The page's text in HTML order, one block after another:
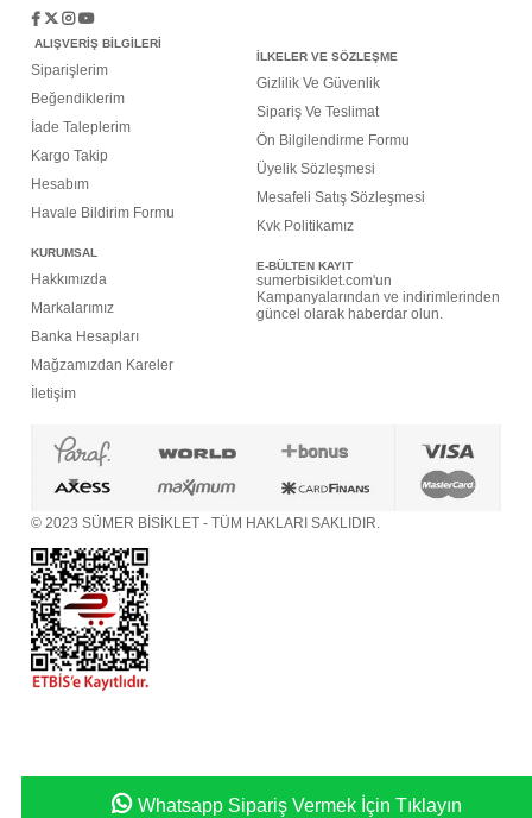
ALIŞVERİŞ BİLGİLERİ
Siparişlerim
Beğendiklerim
İade Taleplerim
Kargo Takip
Hesabım
Havale Bildirim Formu
İLKELER VE SÖZLEŞME
Gizlilik Ve Güvenlik
Sipariş Ve Teslimat
Ön Bilgilendirme Formu
Üyelik Sözleşmesi
Mesafeli Satış Sözleşmesi
Kvk Politikamız
KURUMSAL
Hakkımızda
Markalarımız
Banka Hesapları
Mağzamızdan Kareler
İletişim
E-BÜLTEN KAYIT
sumerbisiklet.com'un
Kampanyalarından ve indirimlerinden
güncel olarak haberdar olun.
© 2023 SÜMER BİSİKLET - TÜM HAKLARI SAKLIDIR.
Whatsapp Sipariş Vermek İçin Tıklayın